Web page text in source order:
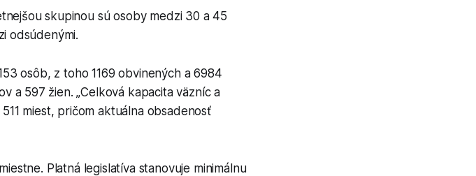
skupinou sú osoby medzi 30 a 45
odsúdenými.
osôb, z toho 1169 obvinených a 6984
a 597 žien. „Celková kapacita väzníc a
miest, pričom aktuálna obsadenosť
Platná legislatíva stanovuje minimálnu